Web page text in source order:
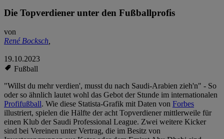
Die Topverdiener unter den Fußballprofis
von
René Bocksch,
19.10.2023
Fußball
"Willst du mehr verdien', musst du nach Saudi-Arabien zieh'n" - So
oder so ähnlich lautet wohl das Gebot der Stunde im internationalen
Profifußball. Wie diese Statista-Grafik mit Daten von Forbes
illustriert, spielen die Hälfte der acht Topverdiener mittlerweile für
einen Klub der Saudi Professional League. Zwei weitere Kicker
sind bei Vereinen unter Vertrag, die im Besitz von